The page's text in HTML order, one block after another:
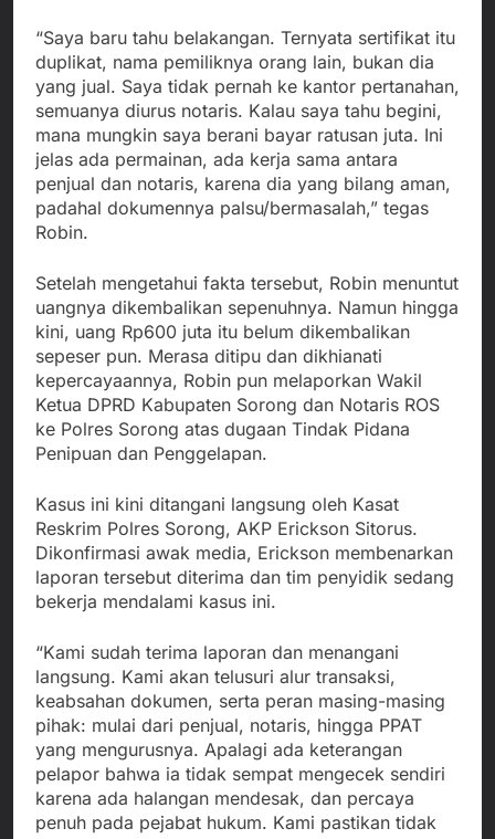
“Saya baru tahu belakangan. Ternyata sertifikat itu
duplikat, nama pemiliknya orang lain, bukan dia
yang jual. Saya tidak pernah ke kantor pertanahan,
semuanya diurus notaris. Kalau saya tahu begini,
mana mungkin saya berani bayar ratusan juta. Ini
jelas ada permainan, ada kerja sama antara
penjual dan notaris, karena dia yang bilang aman,
padahal dokumennya palsu/bermasalah,” tegas
Robin.
Setelah mengetahui fakta tersebut, Robin menuntut
uangnya dikembalikan sepenuhnya. Namun hingga
kini, uang Rp600 juta itu belum dikembalikan
sepeser pun. Merasa ditipu dan dikhianati
kepercayaannya, Robin pun melaporkan Wakil
Ketua DPRD Kabupaten Sorong dan Notaris ROS
ke Polres Sorong atas dugaan Tindak Pidana
Penipuan dan Penggelapan.
Kasus ini kini ditangani langsung oleh Kasat
Reskrim Polres Sorong, AKP Erickson Sitorus.
Dikonfirmasi awak media, Erickson membenarkan
laporan tersebut diterima dan tim penyidik sedang
bekerja mendalami kasus ini.
“Kami sudah terima laporan dan menangani
langsung. Kami akan telusuri alur transaksi,
keabsahan dokumen, serta peran masing-masing
pihak: mulai dari penjual, notaris, hingga PPAT
yang mengurusnya. Apalagi ada keterangan
pelapor bahwa ia tidak sempat mengecek sendiri
karena ada halangan mendesak, dan percaya
penuh pada pejabat hukum. Kami pastikan tidak